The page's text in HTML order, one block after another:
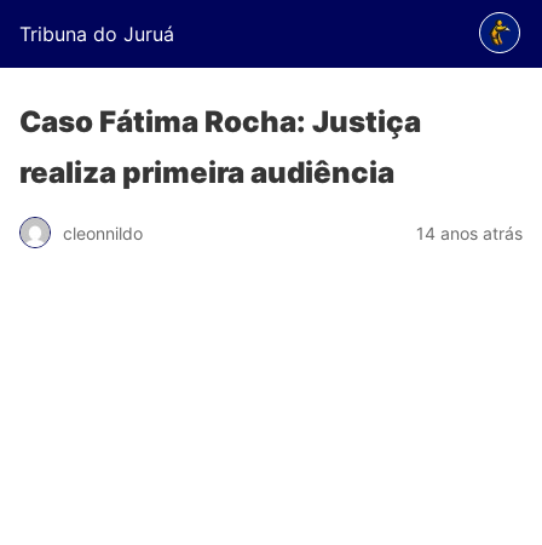
Tribuna do Juruá
Caso Fátima Rocha: Justiça
realiza primeira audiência
cleonnildo 14 anos atrás